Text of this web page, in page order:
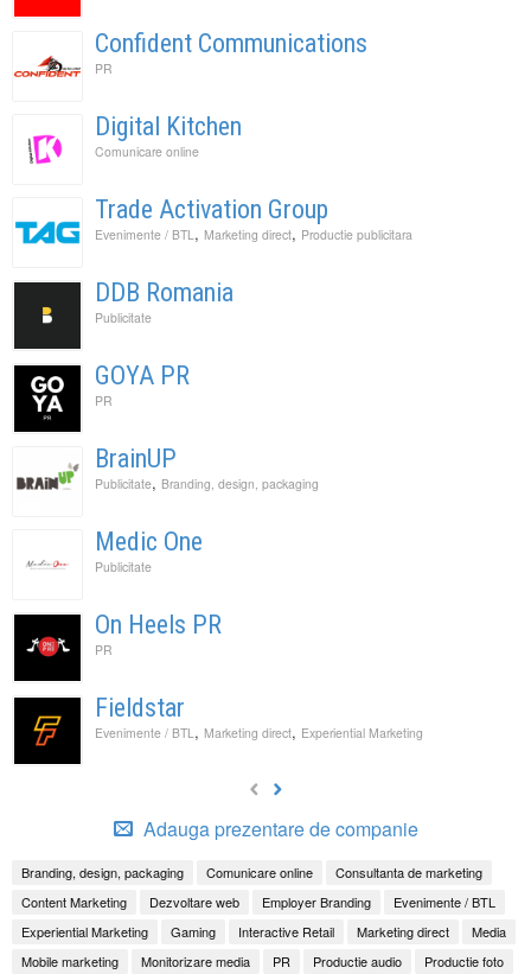
Confident Communications
PR
Digital Kitchen
Comunicare online
Trade Activation Group
Evenimente / BTL , Marketing direct, Productie publicitara
DDB Romania
Publicitate
GOYA PR
PR
BrainUP
Publicitate, Branding, design, packaging
Medic One
Publicitate
On Heels PR
PR
Fieldstar
Evenimente / BTL , Marketing direct, Experiential Marketing
Adauga prezentare de companie
Branding, design, packaging Comunicare online
Consultanta de marketing
Content Marketing
Dezvoltare web Employer Branding
Evenimente / BTL
Experiential Marketing
Gaming Interactive Retail Marketing direct
Media
Mobile marketing
Monitorizare media PR Productie audio Productie foto